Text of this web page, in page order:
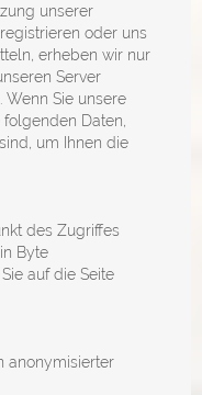
unserer
oder uns
erheben wir nur
Server
Wenn Sie unsere
Daten,
um Ihnen die
des Zugriffes
Byte
auf die Seite
anonymisierter